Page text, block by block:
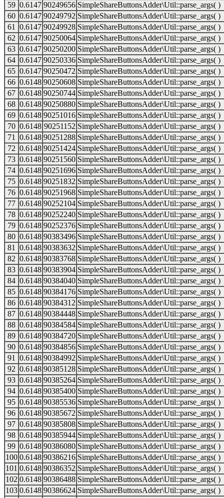
59 0.6147 90249656 SimpleShareButtonsAdder\Util::parse_args( )
60 0.6147 90249792 SimpleShareButtonsAdder\Util::parse_args( )
61
0.6147 90249928 SimpleShareButtonsAdder\Util::parse_args( )
62 0.6147 90250064 SimpleShareButtonsAdder\Util::parse_args( )
63 0.6147 90250200 SimpleShareButtonsAdder\Util::parse_args( )
64 0.6147 90250336 SimpleShareButtonsAdder\Util::parse_args( )
65 0.6147 90250472 SimpleShareButtonsAdder\Util::parse_args( )
66 0.6148 90250608 SimpleShareButtonsAdder\Util::parse_args( )
67 0.6148 90250744 SimpleShareButtonsAdder\Util::parse_args( )
68 0.6148 90250880 SimpleShareButtonsAdder\Util::parse_args( )
69 0.6148 90251016 SimpleShareButtonsAdder\Util::parse_args( )
70 0.6148 90251152 SimpleShareButtonsAdder\Util::parse_args( )
71
0.6148 90251288 SimpleShareButtonsAdder\Util::parse_args( )
72 0.6148 90251424 SimpleShareButtonsAdder\Util::parse_args( )
73 0.6148 90251560 SimpleShareButtonsAdder\Util::parse_args( )
74 0.6148 90251696 SimpleShareButtonsAdder\Util::parse_args( )
75 0.6148 90251832 SimpleShareButtonsAdder\Util::parse_args( )
76 0.6148 90251968 SimpleShareButtonsAdder\Util::parse_args( )
77 0.6148 90252104 SimpleShareButtonsAdder\Util::parse_args( )
78 0.6148 90252240 SimpleShareButtonsAdder\Util::parse_args( )
79 0.6148 90252376 SimpleShareButtonsAdder\Util::parse_args( )
80 0.6148 90383496 SimpleShareButtonsAdder\Util::parse_args( )
81
0.6148 90383632 SimpleShareButtonsAdder\Util::parse_args( )
82 0.6148 90383768 SimpleShareButtonsAdder\Util::parse_args( )
83 0.6148 90383904 SimpleShareButtonsAdder\Util::parse_args( )
84 0.6148 90384040 SimpleShareButtonsAdder\Util::parse_args( )
85 0.6148 90384176 SimpleShareButtonsAdder\Util::parse_args( )
86 0.6148 90384312 SimpleShareButtonsAdder\Util::parse_args( )
87 0.6148 90384448 SimpleShareButtonsAdder\Util::parse_args( )
88 0.6148 90384584 SimpleShareButtonsAdder\Util::parse_args( )
89 0.6148 90384720 SimpleShareButtonsAdder\Util::parse_args( )
90 0.6148 90384856 SimpleShareButtonsAdder\Util::parse_args( )
91
0.6148 90384992 SimpleShareButtonsAdder\Util::parse_args( )
92 0.6148 90385128 SimpleShareButtonsAdder\Util::parse_args( )
93 0.6148 90385264 SimpleShareButtonsAdder\Util::parse_args( )
94 0.6148 90385400 SimpleShareButtonsAdder\Util::parse_args( )
95 0.6148 90385536 SimpleShareButtonsAdder\Util::parse_args( )
96 0.6148 90385672 SimpleShareButtonsAdder\Util::parse_args( )
97 0.6148 90385808 SimpleShareButtonsAdder\Util::parse_args( )
98 0.6148 90385944 SimpleShareButtonsAdder\Util::parse_args( )
99 0.6148 90386080 SimpleShareButtonsAdder\Util::parse_args( )
100 0.6148 90386216 SimpleShareButtonsAdder\Util::parse_args( )
101 0.6148 90386352 SimpleShareButtonsAdder\Util::parse_args( )
102 0.6148 90386488 SimpleShareButtonsAdder\Util::parse_args( )
103 0.6148 90386624 SimpleShareButtonsAdder\Util::parse_args( )